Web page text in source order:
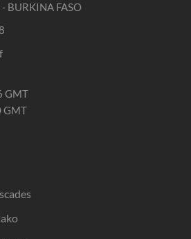
BURKINA FASO
GMT
GMT